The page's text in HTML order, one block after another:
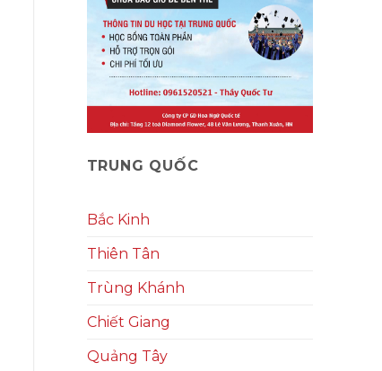
TRUNG QUỐC
Bắc Kinh
Thiên Tân
Trùng Khánh
Chiết Giang
Quảng Tây